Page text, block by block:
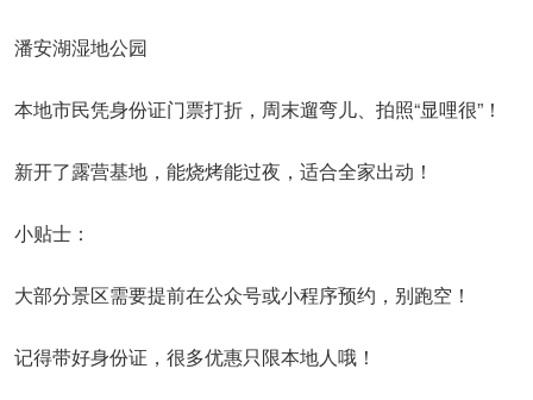
潘安湖湿地公园
本地市民凭身份证门票打折，周末遛弯儿、拍照“显哩很”！
新开了露营基地，能烧烤能过夜，适合全家出动！
小贴士：
大部分景区需要提前在公众号或小程序预约，别跑空！
记得带好身份证，很多优惠只限本地人哦！